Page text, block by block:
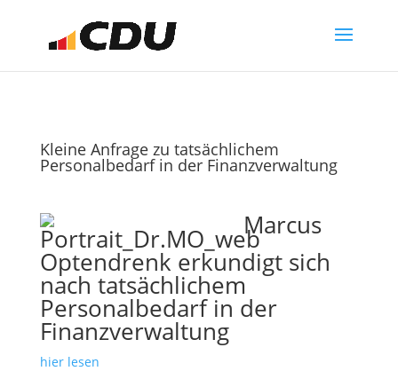
Kleine Anfrage zu tatsächlichem
Personalbedarf in der Finanzverwaltung
Marcus
Optendrenk erkundigt sich
nach tatsächlichem
Personalbedarf in der
Finanzverwaltung
hier lesen